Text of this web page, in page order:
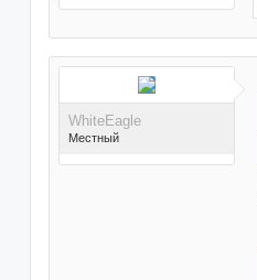
Поблагодарили 11 раз(а)
в 11 сообщениях
WhiteEagle
Местный